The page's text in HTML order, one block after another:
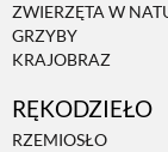
ZWIERZĘTA W
GRZYBY
KRAJOBRAZ
RĘKODZIEŁO
RZEMIOSŁO